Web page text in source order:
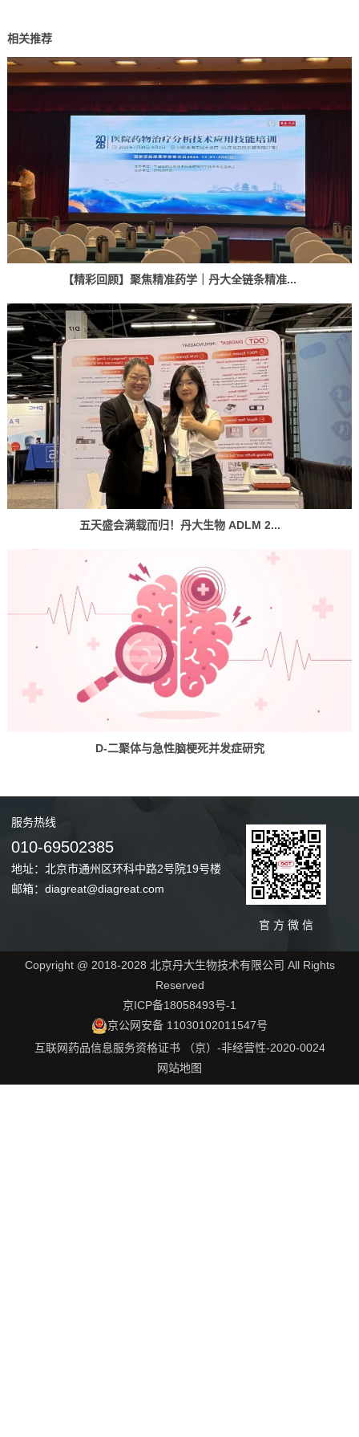
相关推荐
【精彩回顾】聚焦精准药学｜丹大全链条精准...
五天盛会满载而归！丹大生物 ADLM 2...
D-二聚体与急性脑梗死并发症研究
服务热线
010-69502385
地址：北京市通州区环科中路2号院19号楼
邮箱：diagreat@diagreat.com
官 方 微 信
Copyright @ 2018-2028 北京丹大生物技术有限公司 All Rights
Reserved
京ICP备18058493号-1
京公网安备 11030102011547号
互联网药品信息服务资格证书 （京）-非经营性-2020-0024
网站地图